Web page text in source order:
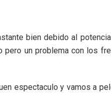
bien debido al
pero un problema con los
espectaculo y vamos a